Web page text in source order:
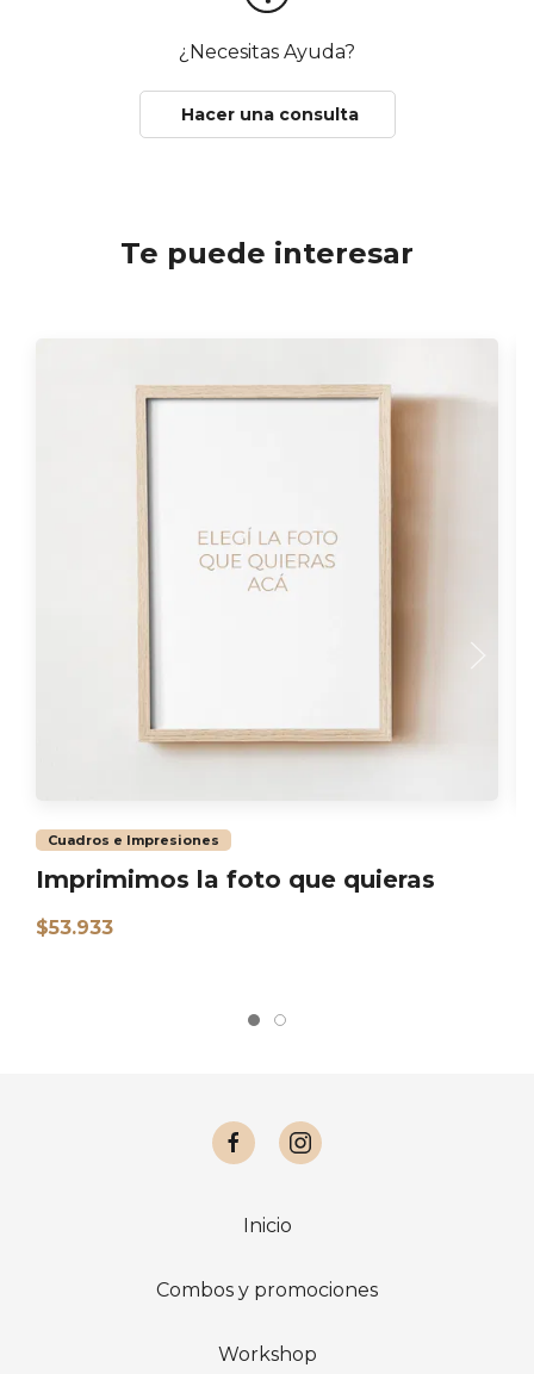
¿Necesitas Ayuda?
Hacer una consulta
Te puede interesar
Cuadros e Impresiones
Imprimimos la foto que quieras
$53.933
Inicio
Combos y promociones
Workshop